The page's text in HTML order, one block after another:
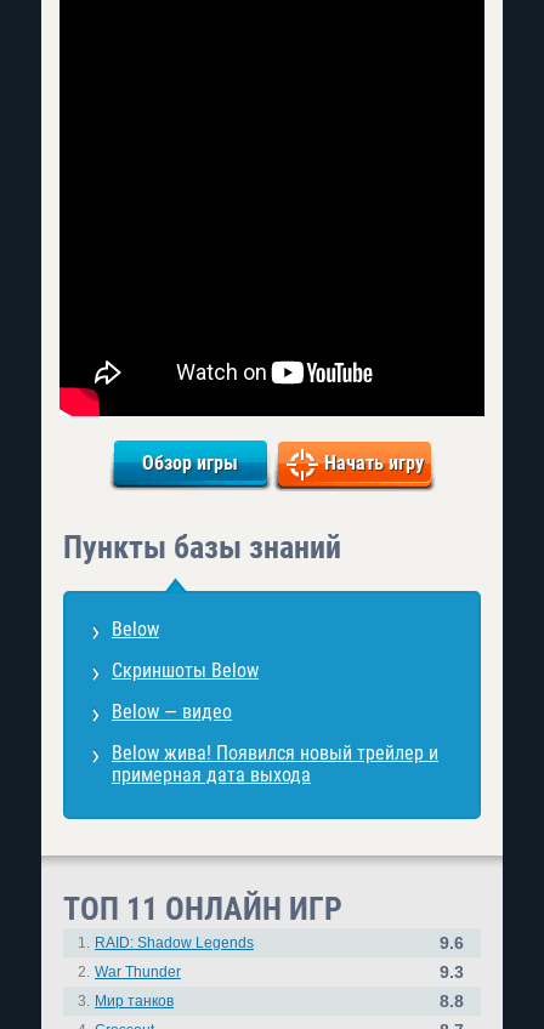
Обзор игры Начать игру
Пункты базы знаний
Below
Скриншоты Below
Below — видео
Below жива! Появился новый трейлер и
примерная дата выхода
ТОП 11 ОНЛАЙН ИГР
1. RAID: Shadow Legends 9.6
2. War Thunder 9.3
3. Мир танков 8.8